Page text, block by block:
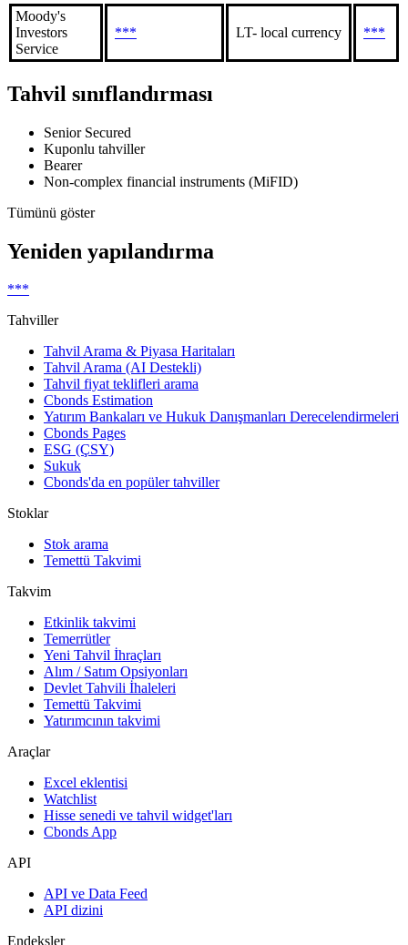
Moody's
Investors
Service
*** LT- local currency ***
Tahvil sınıflandırması
Senior Secured
Kuponlu tahviller
Bearer
Non-complex financial instruments (MiFID)
Tümünü göster
Yeniden yapılandırma
***
Tahviller
Tahvil Arama & Piyasa Haritaları
Tahvil Arama (AI Destekli)
Tahvil fiyat teklifleri arama
Cbonds Estimation
Yatırım Bankaları ve Hukuk Danışmanları Derecelendirmeleri
Cbonds Pages
ESG (ÇSY)
Sukuk
Cbonds'da en popüler tahviller
Stoklar
Stok arama
Temettü Takvimi
Takvim
Etkinlik takvimi
Temerrütler
Yeni Tahvil İhraçları
Alım / Satım Opsiyonları
Devlet Tahvili İhaleleri
Temettü Takvimi
Yatırımcının takvimi
Araçlar
Excel eklentisi
Watchlist
Hisse senedi ve tahvil widget'ları
Cbonds App
API
API ve Data Feed
API dizini
Endeksler